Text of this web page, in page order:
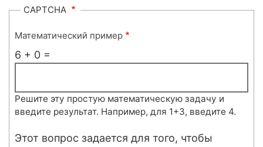
CAPTCHA
Математический пример
6 + 0 =
Решите эту простую математическую задачу и
введите результат. Например, для 1+3, введите 4.
Этот вопрос задается для того, чтобы